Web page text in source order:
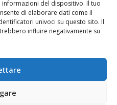
del dispositivo. Il tuo
di elaborare dati come il
univoci su questo sito. Il
influire negativamente su
5.13